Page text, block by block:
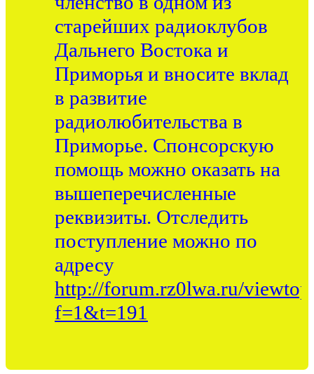
старейших радиоклубов
Дальнего Востока и
Приморья и вносите вклад
в развитие
радиолюбительства в
Приморье. Спонсорскую
помощь можно оказать на
вышеперечисленные
реквизиты. Отследить
поступление можно по
адресу
http://forum.rz0lwa.ru/
f=1&t=191